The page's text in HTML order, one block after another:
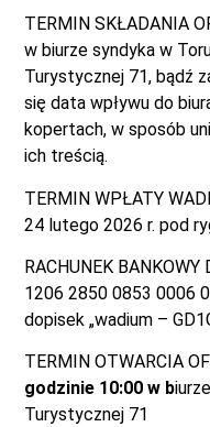
TERMIN SKŁADANIA
w biurze syndyka w
Turystycznej 71, bądź
się data wpływu do
kopertach, w sposób
ich treścią.
TERMIN WPŁATY
24 lutego 2026 r. pod
RACHUNEK
1206 2850 0853 0006
dopisek „wadium –
TERMIN OTWARCIA
godzinie 10:00 w b
Turystycznej 71